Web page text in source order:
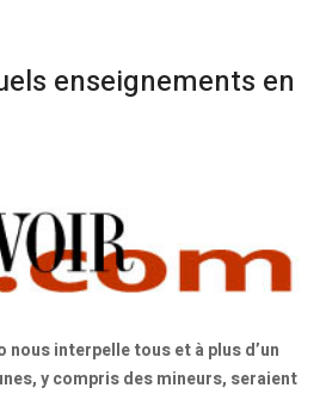
enseignements en
nous interpelle tous et à plus d’un
y compris des mineurs, seraient